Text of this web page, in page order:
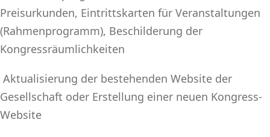
Preisurkunden, Eintrittskarten für Veranstaltungen
(Rahmenprogramm), Beschilderung der
Kongressräumlichkeiten
Aktualisierung der bestehenden Website der
Gesellschaft oder Erstellung einer neuen Kongress-
Website